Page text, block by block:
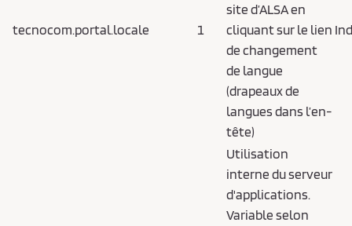
tecnocom.portal.locale 1
site d’ALSA en
cliquant sur le lien
de changement
de langue
(drapeaux de
langues dans l’en-
tête)
Utilisation
interne du serveur
d'applications.
Variable selon